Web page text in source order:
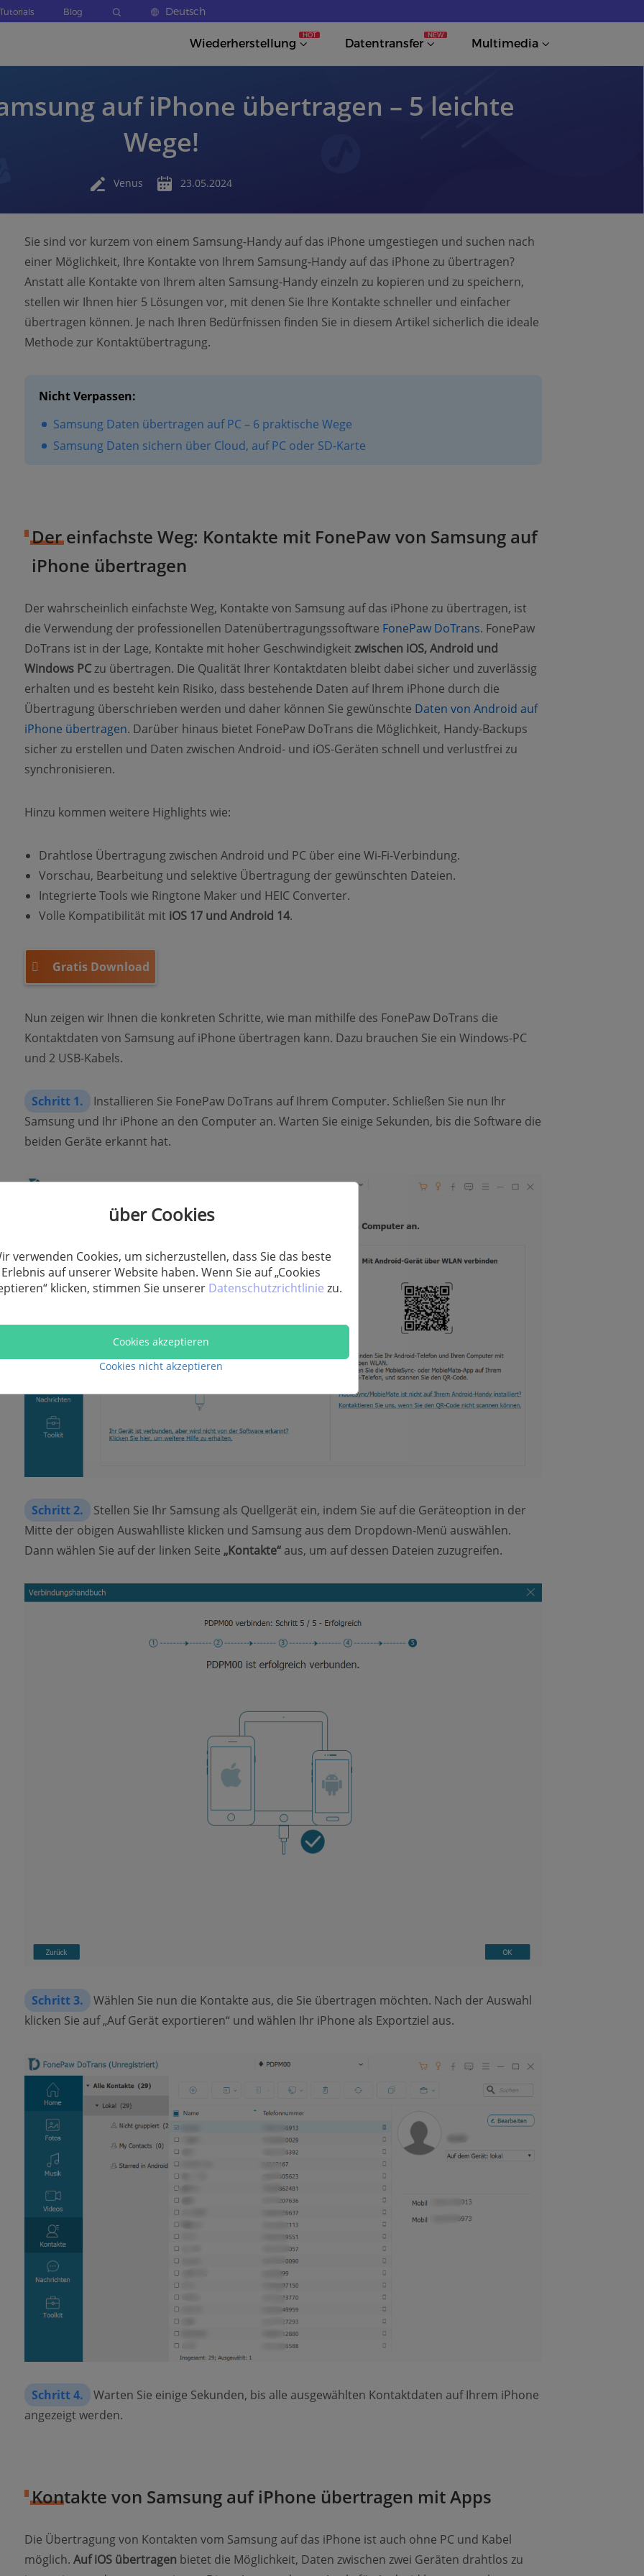
Tutorials Blog Deutsch
Wiederherstellung
HOT
Datentransfer
NEW
Multimedia
auf iPhone übertragen – 5 leichte
Wege!
Venus 23.05.2024
Sie sind vor kurzem von einem Samsung-Handy auf das iPhone umgestiegen und suchen nach
einer Möglichkeit, Ihre Kontakte von Ihrem Samsung-Handy auf das iPhone zu übertragen?
Anstatt alle Kontakte von Ihrem alten Samsung-Handy einzeln zu kopieren und zu speichern,
stellen wir Ihnen hier 5 Lösungen vor, mit denen Sie Ihre Kontakte schneller und einfacher
übertragen können. Je nach Ihren Bedürfnissen finden Sie in diesem Artikel sicherlich die ideale
Methode zur Kontaktübertragung.
Nicht Verpassen:
Samsung Daten übertragen auf PC – 6 praktische Wege
Samsung Daten sichern über Cloud, auf PC oder SD-Karte
Der einfachste Weg: Kontakte mit FonePaw von Samsung auf
iPhone übertragen
Der wahrscheinlich einfachste Weg, Kontakte von Samsung auf das iPhone zu übertragen, ist
die Verwendung der professionellen Datenübertragungssoftware FonePaw DoTrans. FonePaw
DoTrans ist in der Lage, Kontakte mit hoher Geschwindigkeit zwischen iOS, Android und
Windows PCzu übertragen. Die Qualität Ihrer Kontaktdaten bleibt dabei sicher und zuverlässig
erhalten und es besteht kein Risiko, dass bestehende Daten auf Ihrem iPhone durch die
Übertragung überschrieben werden und daher können Sie gewünschte Daten von Android auf
iPhone übertragen. Darüber hinaus bietet FonePaw DoTrans die Möglichkeit, Handy-Backups
sicher zu erstellen und Daten zwischen Android- und iOS-Geräten schnell und verlustfrei zu
synchronisieren.
Hinzu kommen weitere Highlights wie:
Drahtlose Übertragung zwischen Android und PC über eine Wi-Fi-Verbindung.
Vorschau, Bearbeitung und selektive Übertragung der gewünschten Dateien.
Integrierte Tools wie Ringtone Maker und HEIC Converter.
Volle Kompatibilität mit iOS 17 und Android 14.
Gratis Download
Nun zeigen wir Ihnen die konkreten Schritte, wie man mithilfe des FonePaw DoTrans die
Kontaktdaten von Samsung auf iPhone übertragen kann. Dazu brauchen Sie ein Windows-PC
und 2 USB-Kabels.
Schritt 1.
Installieren Sie FonePaw DoTrans auf Ihrem Computer. Schließen Sie nun Ihr
Samsung und Ihr iPhone an den Computer an. Warten Sie einige Sekunden, bis die Software die
beiden Geräte erkannt hat.
Schritt 2.
Stellen Sie Ihr Samsung als Quellgerät ein, indem Sie auf die Geräteoption in der
Mitte der obigen Auswahlliste klicken und Samsung aus dem Dropdown-Menü auswählen.
Dann wählen Sie auf der linken Seite „Kontakte“ aus, um auf dessen Dateien zuzugreifen.
Schritt 3.
Wählen Sie nun die Kontakte aus, die Sie übertragen möchten. Nach der Auswahl
klicken Sie auf „Auf Gerät exportieren“ und wählen Ihr iPhone als Exportziel aus.
Schritt 4.
Warten Sie einige Sekunden, bis alle ausgewählten Kontaktdaten auf Ihrem iPhone
angezeigt werden.
Kontakte von Samsung auf iPhone übertragen mit Apps
Die Übertragung von Kontakten vom Samsung auf das iPhone ist auch ohne PC und Kabel
möglich. Auf iOS übertragen bietet die Möglichkeit, Daten zwischen zwei Geräten drahtlos zu
über Cookies
verwenden Cookies, um sicherzustellen, dass Sie das beste
Erlebnis auf unserer Website haben. Wenn Sie auf „Cookies
klicken, stimmen Sie unserer Datenschutzrichtlinie zu.
Cookies akzeptieren
Cookies nicht akzeptieren